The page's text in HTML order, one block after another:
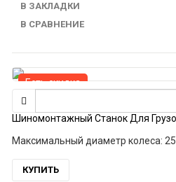
В ЗАКЛАДКИ
В СРАВНЕНИЕ
Есть скидка
Шиномонтажный Станок Для
КУПИТЬ